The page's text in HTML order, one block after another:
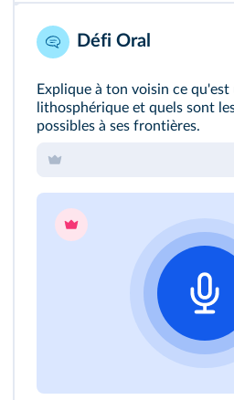
Défi Oral
Explique à ton voisin ce qu'est
lithosphérique et quels sont
possibles à ses frontières.